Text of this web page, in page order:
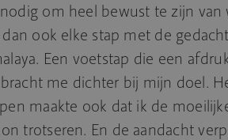
om heel bewust te zijn van
ook elke stap met de
Een voetstap die een
me dichter bij mijn doel.
maakte ook dat ik de
trotseren. En de aandacht